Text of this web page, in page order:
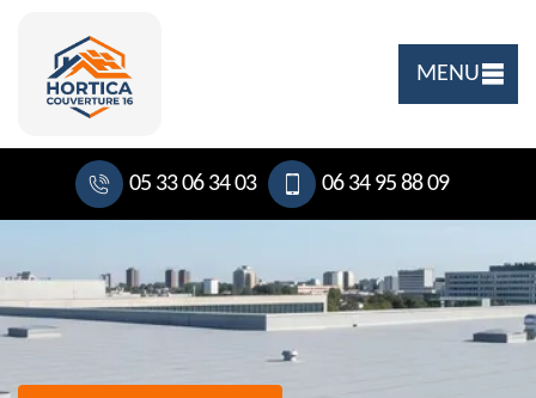
MENU
05 33 06 34 03 06 34 95 88 09